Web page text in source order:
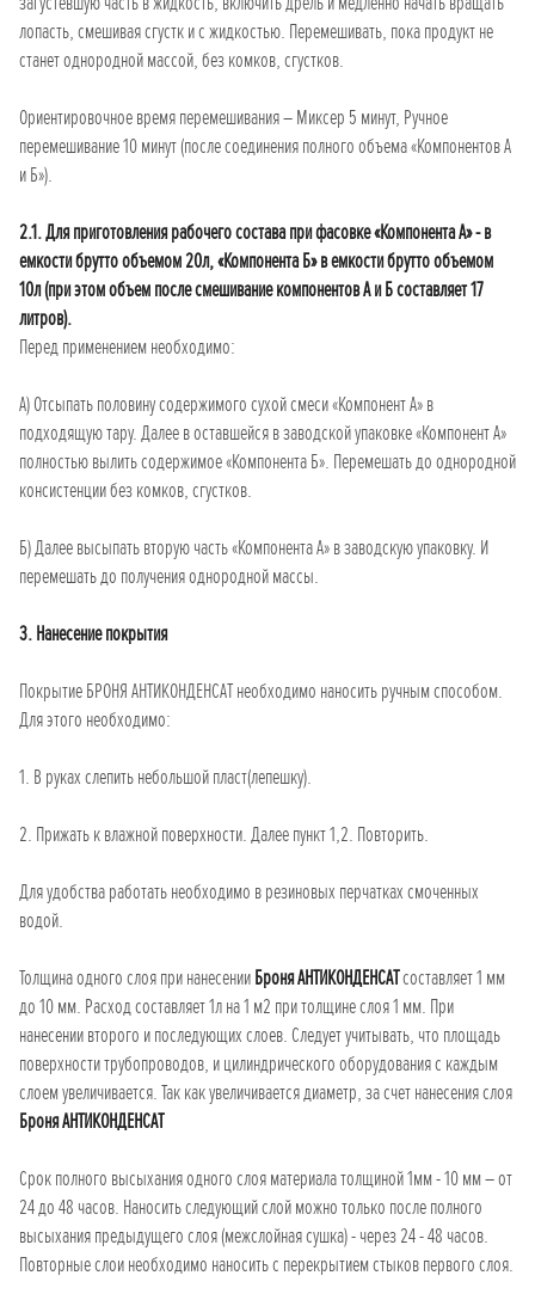
лопасть, смешивая сгустк и с жидкостью. Перемешивать, пока продукт не
станет однородной массой, без комков, сгустков.
Ориентировочное время перемешивания – Миксер 5 минут, Ручное
перемешивание 10 минут (после соединения полного объема «Компонентов А
и Б»).
2.1. Для приготовления рабочего состава при фасовке «Компонента А» - в
емкости брутто объемом 20л, «Компонента Б» в емкости брутто объемом
10л (при этом объем после смешивание компонентов А и Б составляет 17
литров).
Перед применением необходимо:
А) Отсыпать половину содержимого сухой смеси «Компонент А» в
подходящую тару. Далее в оставшейся в заводской упаковке «Компонент А»
полностью вылить содержимое «Компонента Б». Перемешать до однородной
консистенции без комков, сгустков.
Б) Далее высыпать вторую часть «Компонента А» в заводскую упаковку. И
перемешать до получения однородной массы.
3. Нанесение покрытия
Покрытие БРОНЯ АНТИКОНДЕНСАТ необходимо наносить ручным способом.
Для этого необходимо:
1. В руках слепить небольшой пласт(лепешку).
2. Прижать к влажной поверхности. Далее пункт 1,2. Повторить.
Для удобства работать необходимо в резиновых перчатках смоченных
водой.
Толщина одного слоя при нанесенииБроня АНТИКОНДЕНСАТсоставляет 1 мм
до 10 мм. Расход составляет 1л на 1 м2 при толщине слоя 1 мм. При
нанесении второго и последующих слоев. Следует учитывать, что площадь
поверхности трубопроводов, и цилиндрического оборудования с каждым
слоем увеличивается. Так как увеличивается диаметр, за счет нанесения слоя
Броня АНТИКОНДЕНСАТ
Срок полного высыхания одного слоя материала толщиной 1мм - 10 мм – от
24 до 48 часов. Наносить следующий слой можно только после полного
высыхания предыдущего слоя (межслойная сушка) - через 24 - 48 часов.
Повторные слои необходимо наносить с перекрытием стыков первого слоя.